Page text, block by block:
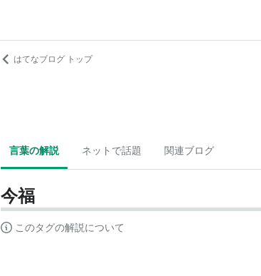
はてなブログ トップ
言葉の解説 ネットで話題 関連ブログ
今福
このタグの解説について